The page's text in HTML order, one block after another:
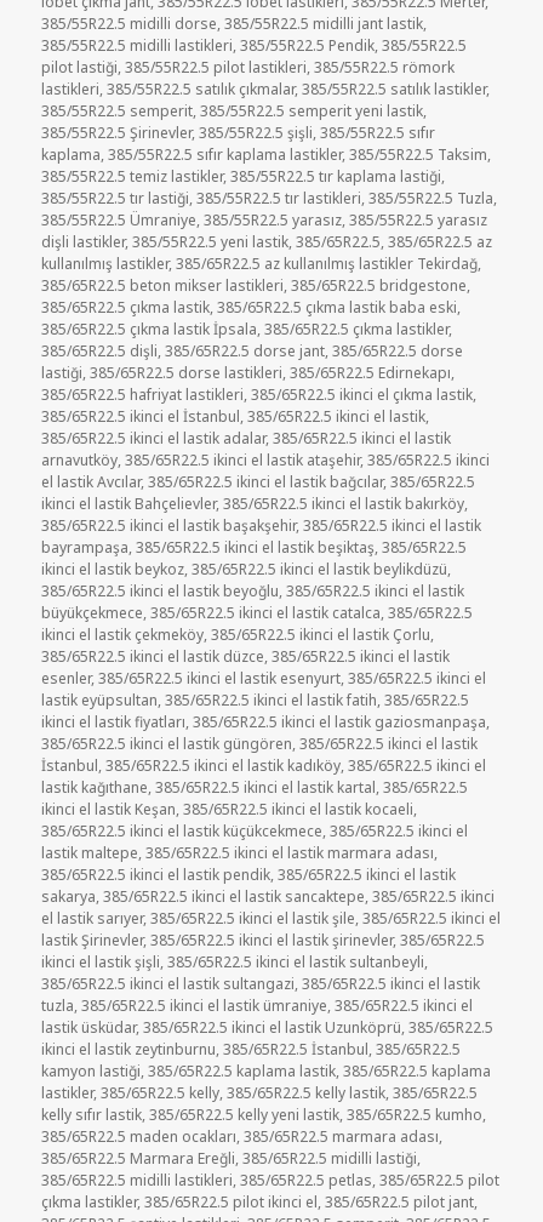
385/55R22.5 midilli dorse,385/55R22.5 midilli jant lastik,
385/55R22.5 midilli lastikleri,385/55R22.5 Pendik,385/55R22.5
pilot lastiği,385/55R22.5 pilot lastikleri,385/55R22.5 römork
lastikleri,385/55R22.5 satılık çıkmalar,385/55R22.5 satılık lastikler,
385/55R22.5 semperit,385/55R22.5 semperit yeni lastik,
385/55R22.5 Şirinevler,385/55R22.5 şişli,385/55R22.5 sıfır
kaplama,385/55R22.5 sıfır kaplama lastikler,385/55R22.5 Taksim,
385/55R22.5 temiz lastikler,385/55R22.5 tır kaplama lastiği,
385/55R22.5 tır lastiği,385/55R22.5 tır lastikleri,385/55R22.5 Tuzla,
385/55R22.5 Ümraniye,385/55R22.5 yarasız,385/55R22.5 yarasız
dişli lastikler,385/55R22.5 yeni lastik,385/65R22.5,385/65R22.5 az
kullanılmış lastikler,385/65R22.5 az kullanılmış lastikler Tekirdağ,
385/65R22.5 beton mikser lastikleri,385/65R22.5 bridgestone,
385/65R22.5 çıkma lastik,385/65R22.5 çıkma lastik baba eski,
385/65R22.5 çıkma lastik İpsala,385/65R22.5 çıkma lastikler,
385/65R22.5 dişli,385/65R22.5 dorse jant,385/65R22.5 dorse
lastiği,385/65R22.5 dorse lastikleri,385/65R22.5 Edirnekapı,
385/65R22.5 hafriyat lastikleri,385/65R22.5 ikinci el çıkma lastik,
385/65R22.5 ikinci el İstanbul,385/65R22.5 ikinci el lastik,
385/65R22.5 ikinci el lastik adalar,385/65R22.5 ikinci el lastik
arnavutköy,385/65R22.5 ikinci el lastik ataşehir,385/65R22.5 ikinci
el lastik Avcılar,385/65R22.5 ikinci el lastik bağcılar,385/65R22.5
ikinci el lastik Bahçelievler,385/65R22.5 ikinci el lastik bakırköy,
385/65R22.5 ikinci el lastik başakşehir,385/65R22.5 ikinci el lastik
bayrampaşa,385/65R22.5 ikinci el lastik beşiktaş,385/65R22.5
ikinci el lastik beykoz,385/65R22.5 ikinci el lastik beylikdüzü,
385/65R22.5 ikinci el lastik beyoğlu,385/65R22.5 ikinci el lastik
büyükçekmece,385/65R22.5 ikinci el lastik catalca,385/65R22.5
ikinci el lastik çekmeköy,385/65R22.5 ikinci el lastik Çorlu,
385/65R22.5 ikinci el lastik düzce,385/65R22.5 ikinci el lastik
esenler,385/65R22.5 ikinci el lastik esenyurt,385/65R22.5 ikinci el
lastik eyüpsultan,385/65R22.5 ikinci el lastik fatih,385/65R22.5
ikinci el lastik fiyatları,385/65R22.5 ikinci el lastik gaziosmanpaşa,
385/65R22.5 ikinci el lastik güngören,385/65R22.5 ikinci el lastik
İstanbul,385/65R22.5 ikinci el lastik kadıköy,385/65R22.5 ikinci el
lastik kağıthane,385/65R22.5 ikinci el lastik kartal,385/65R22.5
ikinci el lastik Keşan,385/65R22.5 ikinci el lastik kocaeli,
385/65R22.5 ikinci el lastik küçükcekmece,385/65R22.5 ikinci el
lastik maltepe,385/65R22.5 ikinci el lastik marmara adası,
385/65R22.5 ikinci el lastik pendik,385/65R22.5 ikinci el lastik
sakarya,385/65R22.5 ikinci el lastik sancaktepe,385/65R22.5 ikinci
el lastik sarıyer,385/65R22.5 ikinci el lastik şile,385/65R22.5 ikinci el
lastik Şirinevler,385/65R22.5 ikinci el lastik şirinevler,385/65R22.5
ikinci el lastik şişli,385/65R22.5 ikinci el lastik sultanbeyli,
385/65R22.5 ikinci el lastik sultangazi,385/65R22.5 ikinci el lastik
tuzla,385/65R22.5 ikinci el lastik ümraniye,385/65R22.5 ikinci el
lastik üsküdar,385/65R22.5 ikinci el lastik Uzunköprü,385/65R22.5
ikinci el lastik zeytinburnu,385/65R22.5 İstanbul,385/65R22.5
kamyon lastiği,385/65R22.5 kaplama lastik,385/65R22.5 kaplama
lastikler,385/65R22.5 kelly,385/65R22.5 kelly lastik,385/65R22.5
kelly sıfır lastik,385/65R22.5 kelly yeni lastik,385/65R22.5 kumho,
385/65R22.5 maden ocakları,385/65R22.5 marmara adası,
385/65R22.5 Marmara Ereğli,385/65R22.5 midilli lastiği,
385/65R22.5 midilli lastikleri,385/65R22.5 petlas,385/65R22.5 pilot
çıkma lastikler,385/65R22.5 pilot ikinci el,385/65R22.5 pilot jant,